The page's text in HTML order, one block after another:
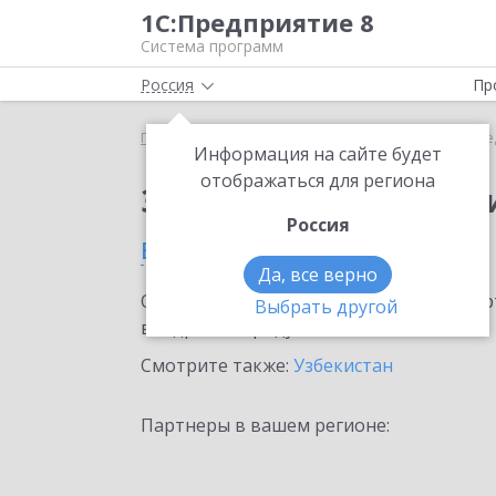
1С:Предприятие 8
Система программ
Россия
Информация на сайте будет
отображаться для региона
Россия
Да, все верно
Выбрать другой
Главная ИТС
Заказать ИТС
в Ургенче
Ознакомьтесь с информационными
внедрение продукта.
Смотрите также: Узбекистан
Партнеры в вашем регионе: